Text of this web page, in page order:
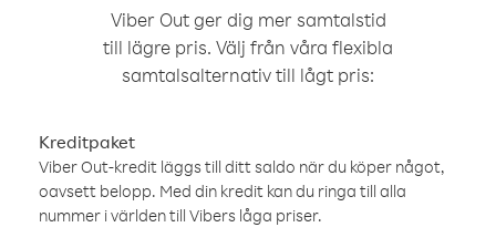
Viber Out ger dig mer samtalstid
till lägre pris. Välj från våra flexibla
samtalsalternativ till lågt pris:
Kreditpaket
Viber Out-kredit läggs till ditt saldo när du köper något,
oavsett belopp. Med din kredit kan du ringa till alla
nummer i världen till Vibers låga priser.